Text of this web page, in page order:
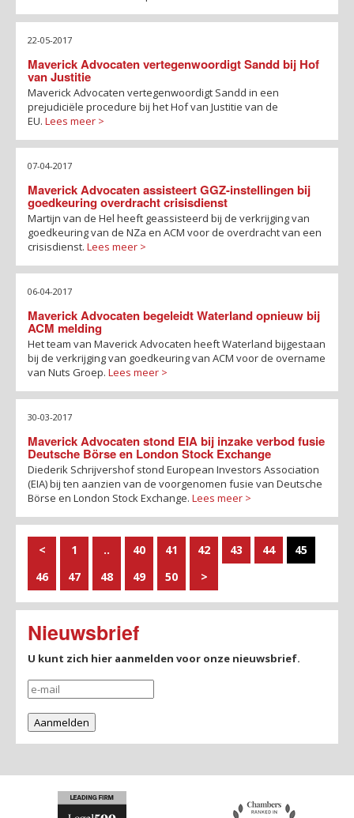
22-05-2017
Maverick Advocaten vertegenwoordigt Sandd bij Hof
van Justitie
Maverick Advocaten vertegenwoordigt Sandd in een
prejudiciële procedure bij het Hof van Justitie van de
EU. Lees meer >
07-04-2017
Maverick Advocaten assisteert GGZ-instellingen bij
goedkeuring overdracht crisisdienst
Martijn van de Hel heeft geassisteerd bij de verkrijging van
goedkeuring van de NZa en ACM voor de overdracht van een
crisisdienst. Lees meer >
06-04-2017
Maverick Advocaten begeleidt Waterland opnieuw bij
ACM melding
Het team van Maverick Advocaten heeft Waterland bijgestaan
bij de verkrijging van goedkeuring van ACM voor de overname
van Nuts Groep. Lees meer >
30-03-2017
Maverick Advocaten stond EIA bij inzake verbod fusie
Deutsche Börse en London Stock Exchange
Diederik Schrijvershof stond European Investors Association
(EIA) bij ten aanzien van de voorgenomen fusie van Deutsche
Börse en London Stock Exchange. Lees meer >
< 1 .. 40 41 42 43 44
45
46
47 48 49 50 >
Nieuwsbrief
U kunt zich hier aanmelden voor onze nieuwsbrief.